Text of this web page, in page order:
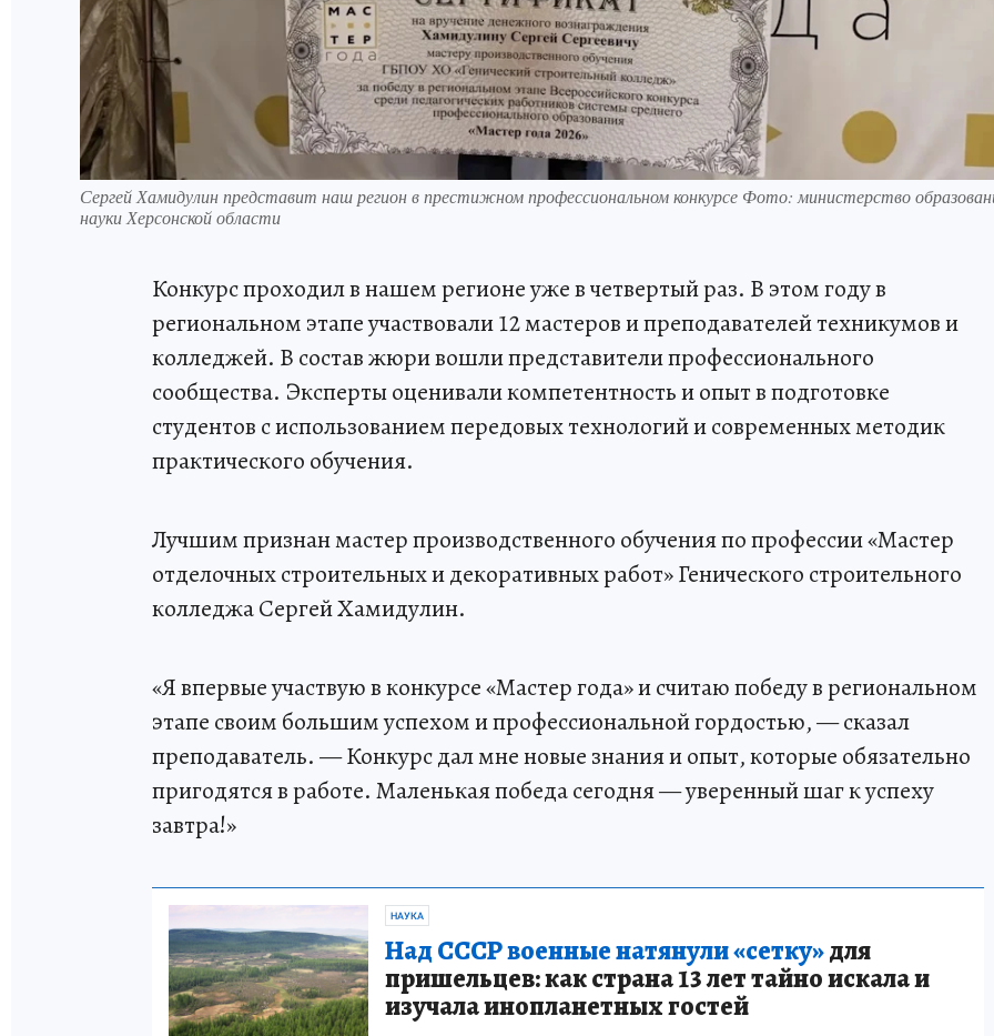
Сергей Хамидулин представит наш регион в престижном профессиональном конкурсе Фото: министерство
науки Херсонской области
Конкурс проходил в нашем регионе уже в четвертый раз. В этом году в
региональном этапе участвовали 12 мастеров и преподавателей техникумов и
колледжей. В состав жюри вошли представители профессионального
сообщества. Эксперты оценивали компетентность и опыт в подготовке
студентов с использованием передовых технологий и современных методик
практического обучения.
Лучшим признан мастер производственного обучения по профессии «Мастер
отделочных строительных и декоративных работ» Генического строительного
колледжа Сергей Хамидулин.
«Я впервые участвую в конкурсе «Мастер года» и считаю победу в региональном
этапе своим большим успехом и профессиональной гордостью, — сказал
преподаватель. — Конкурс дал мне новые знания и опыт, которые обязательно
пригодятся в работе. Маленькая победа сегодня — уверенный шаг к успеху
завтра!»
НАУКА
Над СССР военные натянули «сетку»для
пришельцев: как страна 13 лет тайно искала и
изучала инопланетных гостей